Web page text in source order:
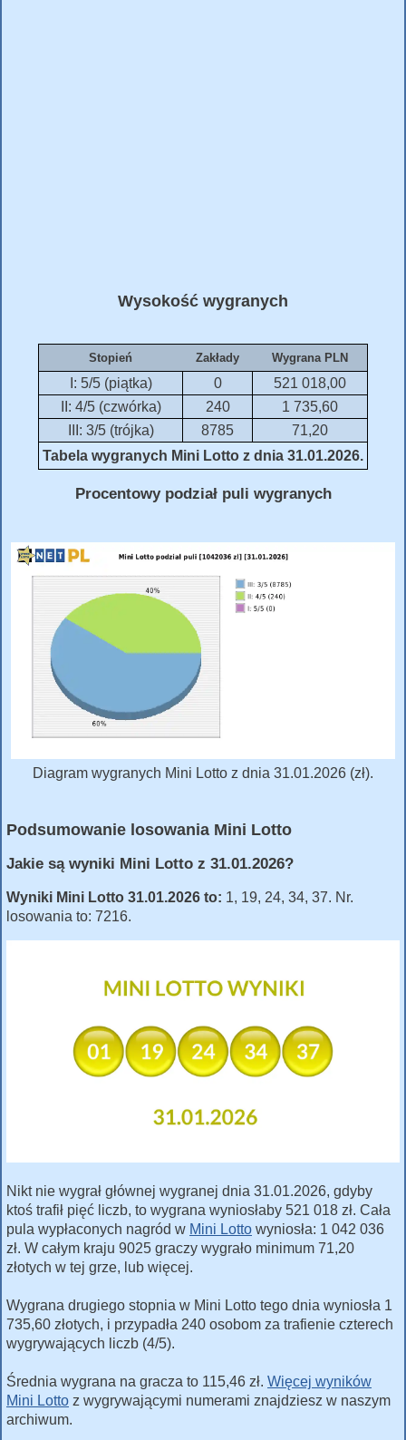
Wysokość wygranych
Stopień Zakłady Wygrana PLN
I: 5/5 (piątka) 0
521 018,00
II: 4/5 (czwórka)
240
1 735,60
III: 3/5 (trójka)
8785
71,20
Tabela wygranych Mini Lotto z dnia 31.01.2026.
Procentowy podział puli wygranych
Diagram wygranych Mini Lotto z dnia 31.01.2026 (zł).
Podsumowanie losowania Mini Lotto
Jakie są wyniki Mini Lotto z 31.01.2026?
Wyniki Mini Lotto 31.01.2026 to: 1, 19, 24, 34, 37. Nr.
losowania to: 7216.
Nikt nie wygrał głównej wygranej dnia 31.01.2026, gdyby
ktoś trafił pięć liczb, to wygrana wyniosłaby 521 018 zł. Cała
pula wypłaconych nagród w Mini Lotto wyniosła: 1 042 036
zł. W całym kraju 9025 graczy wygrało minimum 71,20
złotych w tej grze, lub więcej.
Wygrana drugiego stopnia w Mini Lotto tego dnia wyniosła 1
735,60 złotych, i przypadła 240 osobom za trafienie czterech
wygrywających liczb (4/5).
Średnia wygrana na gracza to 115,46 zł. Więcej wyników
Mini Lotto z wygrywającymi numerami znajdziesz w naszym
archiwum.